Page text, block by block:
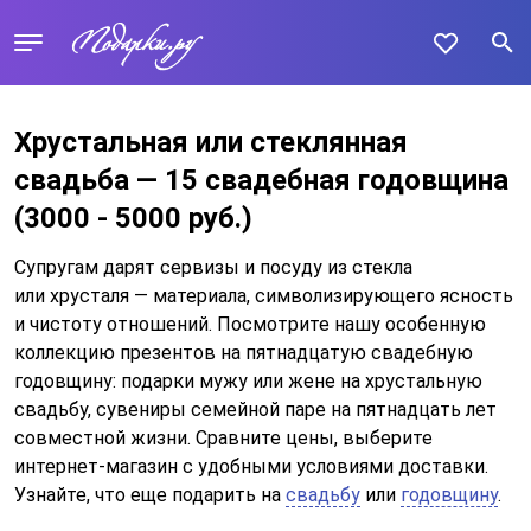
Хрустальная или стеклянная
свадьба — 15 свадебная годовщина
(3000 - 5000 руб.)
Супругам дарят сервизы и посуду из стекла
или хрусталя — материала, символизирующего ясность
и чистоту отношений. Посмотрите нашу особенную
коллекцию презентов на пятнадцатую свадебную
годовщину: подарки мужу или жене на хрустальную
свадьбу, сувениры семейной паре на пятнадцать лет
совместной жизни. Сравните цены, выберите
интернет-магазин с удобными условиями доставки.
Узнайте, что еще подарить на свадьбу или годовщину.